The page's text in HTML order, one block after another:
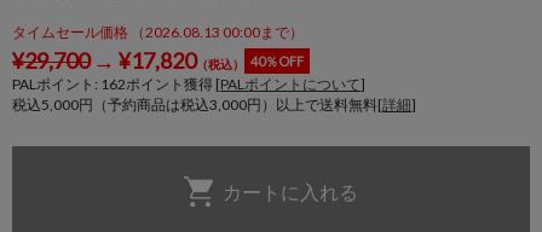
タイムセール価格 （2026.08.13 00:00まで）
¥29,700→ ¥17,820（税込） 40％OFF
PALポイント: 162ポイント獲得 [PALポイントについて]
税込5,000円（予約商品は税込3,000円）以上で送料無料[詳細]